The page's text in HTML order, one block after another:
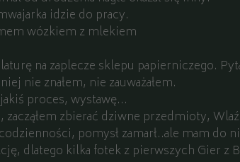
idzie do pracy.
wózkiem z mlekiem
na zaplecze sklepu papierniczego.
nie znałem, nie zauważałem.
proces, wystawę...
zacząłem zbierać dziwne przedmioty,
pomysł zamarł..ale mam do
dlatego kilka fotek z pierwszych Gier